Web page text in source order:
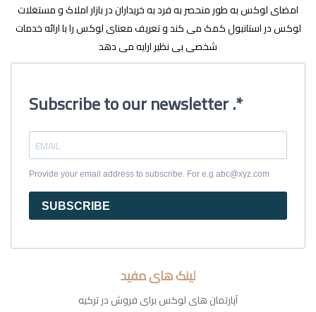
امضای لوکس به طور منحصر به فرد به خریداران در بازار املاک و مستغلات
لوکس در استانبول کمک می کند و تعریف معنای لوکس را با ارائه خدمات
شخصی بی نظیر ارایه می دهد
Subscribe to our newsletter .*
Provide your email address to subscribe. For e.g abc@xyz.com
SUBSCRIBE
لینک های مفید
آپارتمان های لوکس برای فروش در ترکیه